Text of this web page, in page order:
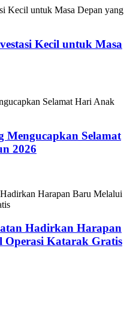
Kecil untuk Masa
Mengucapkan Selamat
2026
Hadirkan Harapan
Operasi Katarak Gratis